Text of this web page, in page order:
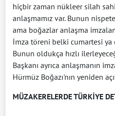
hiçbir zaman nükleer silah
anlaşmamız var. Bunun
ama boğazlar anlaşma
İmza töreni belki cumartesi
Bunun oldukça hızlı
Başkanı ayrıca anlaşmanın
Hürmüz Boğazı'nın yeniden
MÜZAKERELERDE TÜRKİYE